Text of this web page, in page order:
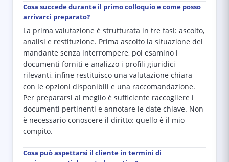
Cosa succede durante il primo colloquio e come posso
arrivarci preparato?
La prima valutazione è strutturata in tre fasi: ascolto,
analisi e restituzione. Prima ascolto la situazione del
mandante senza interrompere, poi esamino i
documenti forniti e analizzo i profili giuridici
rilevanti, infine restituisco una valutazione chiara
con le opzioni disponibili e una raccomandazione.
Per prepararsi al meglio è sufficiente raccogliere i
documenti pertinenti e annotare le date chiave. Non
è necessario conoscere il diritto: quello è il mio
compito.
Cosa può aspettarsi il cliente in termini di